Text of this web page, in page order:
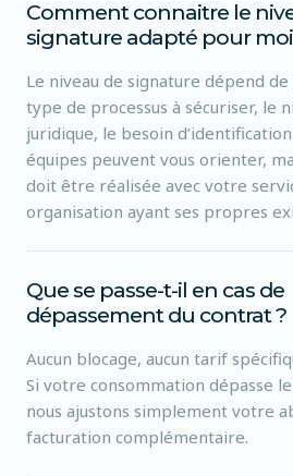
Comment connaitre le
signature adapté pour
Le niveau de signature dépend
type de processus à sécuriser, le
juridique, le besoin
équipes peuvent vous orienter,
doit être réalisée avec votre
organisation ayant ses propres
Que se passe-t-il en cas de
dépassement du contrat ?
Aucun blocage, aucun tarif
Si votre consommation dépasse
nous ajustons simplement votre
facturation complémentaire.